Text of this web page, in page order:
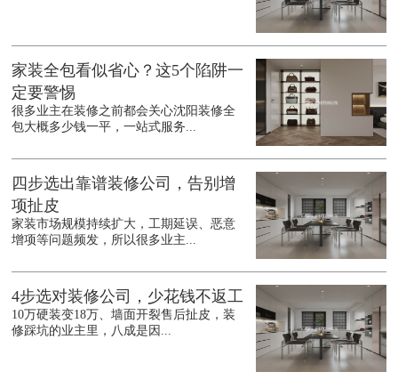
家装全包看似省心？这5个陷阱一
定要警惕
很多业主在装修之前都会关心沈阳装修全
包大概多少钱一平，一站式服务...
四步选出靠谱装修公司，告别增
项扯皮
家装市场规模持续扩大，工期延误、恶意
增项等问题频发，所以很多业主...
4步选对装修公司，少花钱不返工
10万硬装变18万、墙面开裂售后扯皮，装
修踩坑的业主里，八成是因...